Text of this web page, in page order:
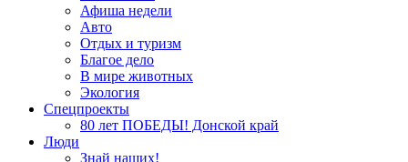
Афиша недели
Авто
Отдых и туризм
Благое дело
В мире животных
Экология
Спецпроекты
80 лет ПОБЕДЫ! Донской край
Люди
Знай наших!